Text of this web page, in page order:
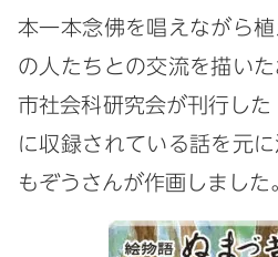
本一本念佛を唱えながら
の人たちとの交流を描い
市社会科研究会が刊行した
に収録されている話を元
もぞうさんが作画しました